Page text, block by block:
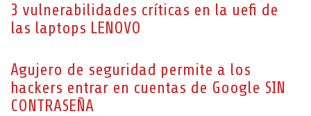
3 vulnerabilidades críticas en la uefi de
las laptops LENOVO
Agujero de seguridad permite a los
hackers entrar en cuentas de Google SIN
CONTRASEÑA